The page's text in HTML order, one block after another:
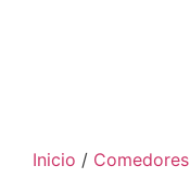
Inicio / Comedores